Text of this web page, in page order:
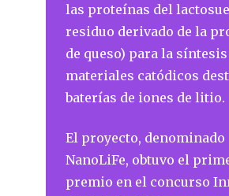
las proteínas del
residuo derivado de la
de queso) para la síntesis
materiales catódicos
baterías de iones de litio.
El proyecto, denominado
NanoLiFe, obtuvo el
premio en el concurso